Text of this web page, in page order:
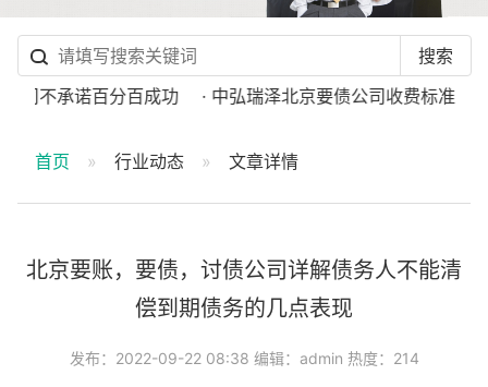
司不承诺百分百成功 · 中弘瑞泽北京要债公司收费标准
首页 行业动态 文章详情
北京要账，要债，讨债公司详解债务人不能清
偿到期债务的几点表现
发布：2022-09-22 08:38 编辑：admin 热度：214